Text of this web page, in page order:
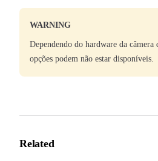
WARNING
Dependendo do hardware da
opções podem não estar disponíveis.
Related